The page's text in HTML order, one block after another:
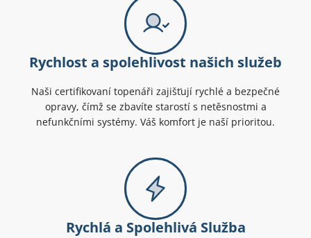
Rychlost a spolehlivost našich služeb
Naši certifikovaní topenáři zajišťují rychlé a bezpečné
opravy, čímž se zbavíte starostí s netěsnostmi a
nefunkčními systémy. Váš komfort je naší prioritou.
Rychlá a Spolehlivá Služba